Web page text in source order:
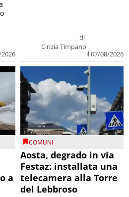
di
Cinzia Timpano
il 07/08/2026
a
COMUNI
Aosta, degrado in via
Festaz: installata una
telecamera alla Torre
del Lebbroso